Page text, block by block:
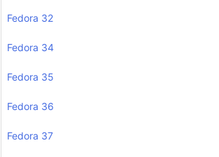
Fedora 32
Fedora 34
Fedora 35
Fedora 36
Fedora 37